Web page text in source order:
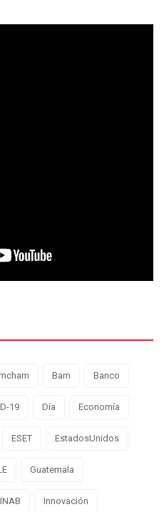
Bam Banco
19 Día Economía
ESET EstadosUnidos
Guatemala
INAB Innovación